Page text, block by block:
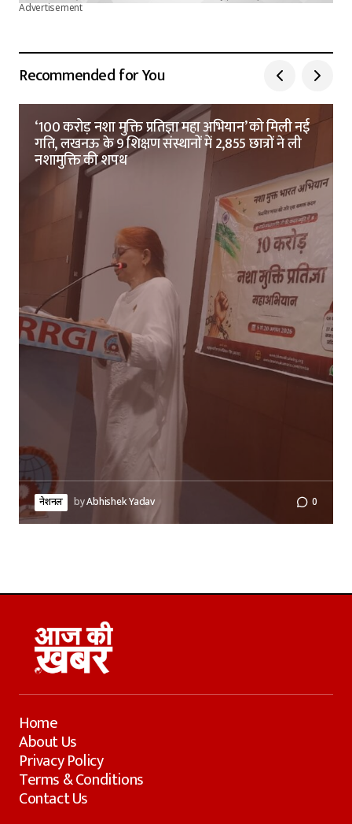
Advertisement
Recommended for You
‘100 करोड़ नशा मुक्ति प्रतिज्ञा महा अभियान’ को मिली नई
गति, लखनऊ के 9 शिक्षण संस्थानों में 2,855 छात्रों ने ली
नशामुक्ति की शपथ
नेशनल byAbhishek Yadav 0
Home
About Us
Privacy Policy
Terms & Conditions
Contact Us